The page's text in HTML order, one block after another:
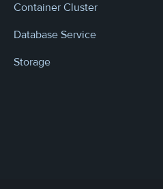
Container Cluster
Database Service
Storage